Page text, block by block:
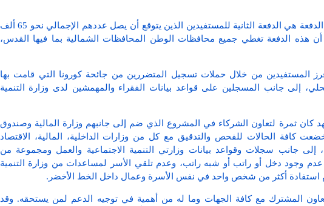
وأوضحت الوزارتان، أن هذه الدفعة هي الدفعة الثانية للمستفيدين الذين يتوقع أن يصل عددهم الإجمالي نحو 65 ألف
أن هذه الدفعة تغطي جميع محافظات الوطن المحافظات الشمالية بما فيها القدس،
فرز المستفيدين من خلال حملات تسجيل المتضررين من جائحة كورونا التي قامت بها
إلى جانب المسجلين على قواعد بيانات الفقراء والمهمشين لدى وزارة التنمية
كان ثمرة لتعاون الشركاء في المشروع الذي ضم إلى جانبهم وزارة المالية وصندوق
كافة الحالات للفحص والتدقيق مع كل من وزارات الداخلية، المالية، الاقتصاد
إلى جانب سجلات وقواعد بيانات وزارتي التنمية الاجتماعية والعمل ومجموعة من
من عدم وجود دخل أو راتب أو شبه راتب، وعدم تلقي الأسر لمساعدات من وزارة التنمية
استفادة أكثر من شخص واحد في نفس الأسرة وعمال داخل الخط الأخضر.
المشترك مع كافة الجهات وما له من أهمية في توجيه الدعم لمن يستحقه. وقد